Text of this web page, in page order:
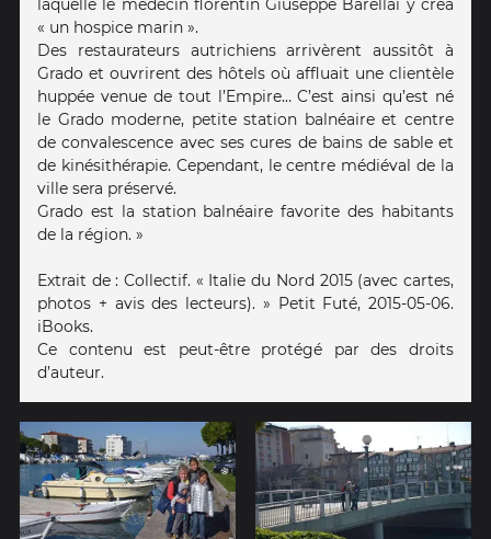
laquelle le médecin florentin Giuseppe Barellai y créa
« un hospice marin ».
Des restaurateurs autrichiens arrivèrent aussitôt à
Grado et ouvrirent des hôtels où affluait une clientèle
huppée venue de tout l’Empire… C’est ainsi qu’est né
le Grado moderne, petite station balnéaire et centre
de convalescence avec ses cures de bains de sable et
de kinésithérapie. Cependant, le centre médiéval de la
ville sera préservé.
Grado est la station balnéaire favorite des habitants
de la région. »
Extrait de : Collectif. « Italie du Nord 2015 (avec cartes,
photos + avis des lecteurs). » Petit Futé, 2015-05-06.
iBooks.
Ce contenu est peut-être protégé par des droits
d’auteur.